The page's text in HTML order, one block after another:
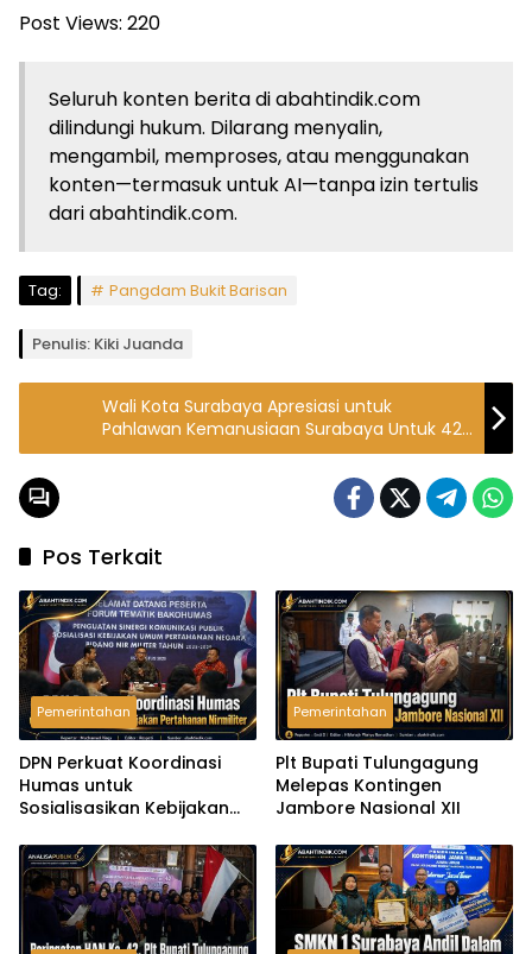
Post Views: 220
Seluruh konten berita di abahtindik.com
dilindungi hukum. Dilarang menyalin,
mengambil, memproses, atau menggunakan
konten—termasuk untuk AI—tanpa izin tertulis
dari abahtindik.com.
Tag: Pangdam Bukit Barisan
Penulis: Kiki Juanda
Wali Kota Surabaya Apresiasi untuk
Pahlawan Kemanusiaan Surabaya Untuk 425
Pendonor Darah
Pos Terkait
Pemerintahan
DPN Perkuat Koordinasi
Humas untuk
Sosialisasikan Kebijakan
Pemerintahan
Plt Bupati Tulungagung
Melepas Kontingen
Jambore Nasional XII